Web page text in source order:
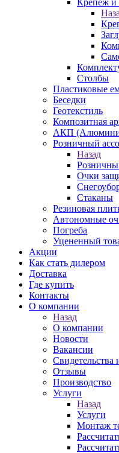
Крепеж и
Столбы
Пластиковые
Беседки
Геотекстиль
Композитная
АКП
Розничный
Назад
Очки
Стаканы
Резиновая
Автономные
Погреба
Уцененный
Акции
Как стать дилером
Доставка
Где купить
Контакты
О компании
Назад
О компании
Новости
Вакансии
Свидетельства
Отзывы
Производство
Услуги
Назад
Услуги
Монтаж